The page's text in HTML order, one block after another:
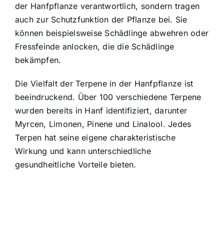
der Hanfpflanze verantwortlich, sondern tragen
auch zur Schutzfunktion der Pflanze bei. Sie
können beispielsweise Schädlinge abwehren oder
Fressfeinde anlocken, die die Schädlinge
bekämpfen.
Die Vielfalt der Terpene in der Hanfpflanze ist
beeindruckend. Über 100 verschiedene Terpene
wurden bereits in Hanf identifiziert, darunter
Myrcen, Limonen, Pinene und Linalool. Jedes
Terpen hat seine eigene charakteristische
Wirkung und kann unterschiedliche
gesundheitliche Vorteile bieten.